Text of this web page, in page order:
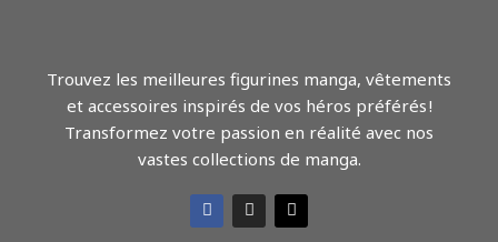
Trouvez les meilleures figurines manga, vêtements
et accessoires inspirés de vos héros préférés !
Transformez votre passion en réalité avec nos
vastes collections de manga.